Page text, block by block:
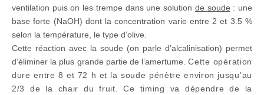
ventilation puis on les trempe dans une solution de soude : une
base forte (NaOH) dont la concentration varie entre 2 et 3.5 %
selon la température, le type d’olive.
Cette réaction avec la soude (on parle d’alcalinisation) permet
d’éliminer la plus grande partie de l’amertume.Cette opération
dure entre 8 et 72 h et la soude pénètre environ jusqu’au
2/3 de la chair du fruit. Ce timing va dépendre de la